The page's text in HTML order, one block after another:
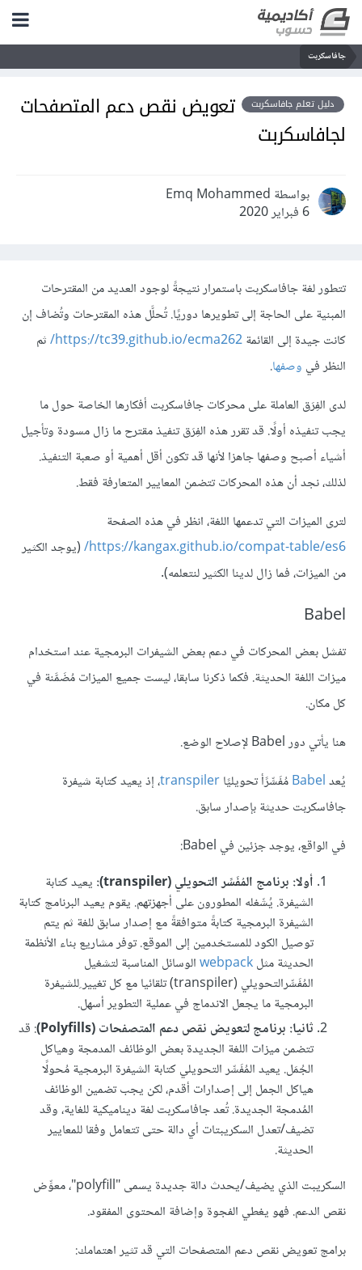
جافاسكربت
دليل تعلم جافاسكربت
تعويض نقص دعم المتصفحات
لجافاسكربت
بواسطة Emq Mohammed
6 فبراير 2020
تتطور لغة جافاسكربت باستمرار نتيجةً لوجود العديد من المقترحات
المبنية على الحاجة إلى تطويرها دوريًا. تُحلَّل هذه المقترحات وتُضاف إن
كانت جيدة إلى القائمةhttps://tc39.github.io/ecma262/ ثم
النظر في وصفها.
لدى الفِرَق العاملة على محركات جافاسكربت أفكارها الخاصة حول ما
يجب تنفيذه أولًا. قد تقرر هذه الفِرَق تنفيذ مقترح ما زال مسودة وتأجيل
أشياء أصبح وصفها جاهزا لأنها قد تكون أقل أهمية أو صعبة التنفيذ.
لذلك، نجد أن هذه المحركات تتضمن المعايير المتعارفة فقط.
لترى الميزات التي تدعمها اللغة، انظر في هذه الصفحة
https://kangax.github.io/compat-table/es6/ (يوجد الكثير
من الميزات، فما زال لدينا الكثير لنتعلمه).
Babel
تفشل بعض المحركات في دعم بعض الشيفرات البرمجية عند استخدام
ميزات اللغة الحديثة. فكما ذكرنا سابقا، ليست جميع الميزات مُضَمَّنة في
كل مكان.
هنا يأتي دور Babel لإصلاح الوضع.
يُعدBabelمُفَسِّرًأ تحويليًاtranspiler، إذ يعيد كتابة شيفرة
جافاسكربت حديثة بإصدار سابق.
في الواقع، يوجد جزئين في Babel:
أولا: برنامج المُفَسِّر التحويلي (transpiler):
يعيد كتابة
الشيفرة. يُشَغله المطورون على أجهزتهم. يقوم يعيد البرنامج كتابة
الشيفرة البرمجية كتابةً متوافقةً مع إصدار سابق للغة ثم يتم
توصيل الكود للمستخدمين إلى الموقع. توفر مشاريع بناء الأنظمة
الحديثة مثلwebpackالوسائل المناسبة لتشغيل
المُفَسِّرالتحويلي (transpiler) تلقائيا مع كل تغيير ِللشيفرة
البرمجية ما يجعل الاندماج في عملية التطوير أسهل.
ثانيا: برنامج لتعويض نقص دعم المتصفحات (Polyfills)
: قد
تتضمن ميزات اللغة الجديدة بعض الوظائف المدمجة وهياكل
الجُمَل. يعيد المُفَسِّر التحويلي كتابة الشيفرة البرمجية مُحولًا
هياكل الجمل إلى إصدارات أقدم، لكن يجب تضمين الوظائف
المُدمجة الجديدة. تُعد جافاسكربت لغة ديناميكية للغاية، وقد
تضيف/تعدل السكريبتات أي دالة حتى تتعامل وفقا للمعايير
الحديثة.
السكريبت الذي يضيف/يحدث دالة جديدة يسمى "polyfill"، معوِّض
نقص الدعم. فهو يغطي الفجوة وإضافة المحتوى المفقود.
برامج تعويض نقص دعم المتصفحات التي قد تثير اهتمامك: